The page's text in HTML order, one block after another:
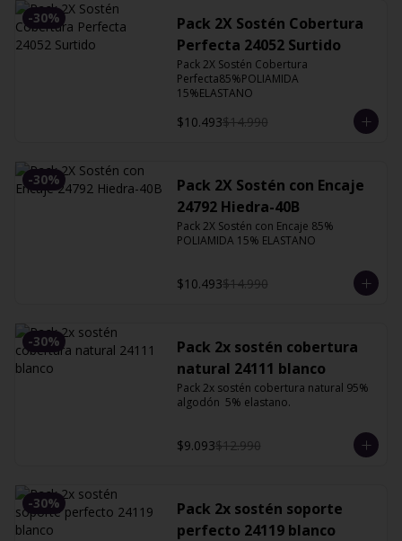
-30%
Pack 2X Sostén Cobertura
Perfecta 24052 Surtido
Pack 2X Sostén Cobertura
Perfecta85%POLIAMIDA
15%ELASTANO
$10.493$14.990
-30%
Pack 2X Sostén con Encaje
24792 Hiedra-40B
Pack 2X Sostén con Encaje 85%
POLIAMIDA 15% ELASTANO
$10.493$14.990
-30%
Pack 2x sostén cobertura
natural 24111 blanco
Pack 2x sostén cobertura natural 95%
algodón  5% elastano.
$9.093$12.990
-30%
Pack 2x sostén soporte
perfecto 24119 blanco